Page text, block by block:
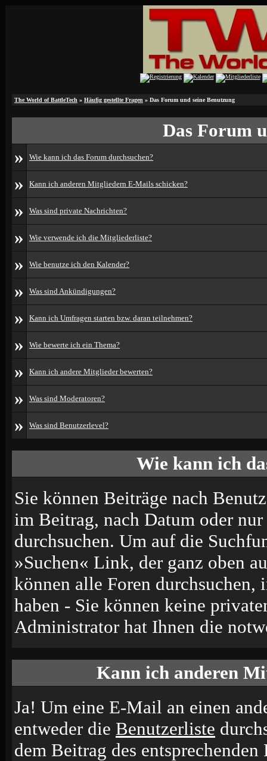
The World of BattleTech » Häufig gestellte Fragen » Das Forum und seine Benutzung
Das Forum
»
Wie kann ich das Forum durchsuchen?
» Kann ich anderen Mitgliedern E-Mails schicken?
» Was sind private Nachrichten?
» Wie verwende ich die Mitgliederliste?
» Wie benutze ich den Kalender?
» Was sind Ankündigungen?
» Kann ich Umfragen starten bzw. daran teilnehmen?
» Wie bewerte ich ein Thema?
» Kann ich andere Mitglieder bewerten?
» Was sind Moderatoren?
» Was sind Benutzerlevel?
Wie kann ich
Sie können Beiträge nach
im Beitrag, nach Datum oder
durchsuchen. Um auf die
»Suchen« Link, der ganz oben
können alle Foren durchsuchen,
haben - Sie können keine
Administrator hat Ihnen die
Kann ich anderen
Ja! Um eine E-Mail an einen
entweder die Benutzerliste
dem Beitrag des entsprechenden